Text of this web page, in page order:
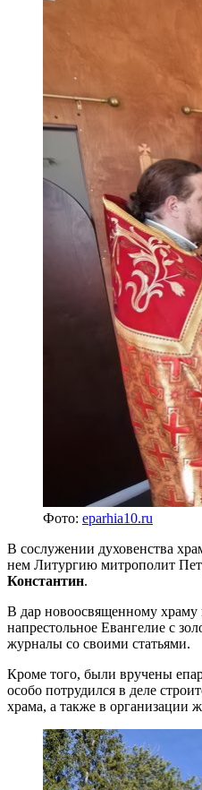
Фото: eparhia10.ru
В сослужении духовенства
нем Литургию митрополит
Константин.
В дар новоосвященному храму
напрестольное Евангелие с
журналы со своими статьями.
Кроме того, были вручены
особо потрудился в деле
храма, а также в организации